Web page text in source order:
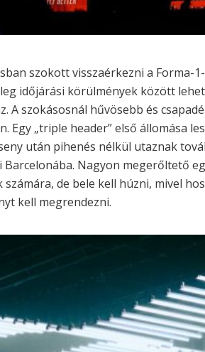
szokott visszaérkezni a Forma-
időjárási körülmények között
A szokásosnál hűvösebb és
Egy „triple header” első állomása
után pihenés nélkül utaznak
Nagyon megerőltető
számára, de bele kell húzni, mivel
kell megrendezni.